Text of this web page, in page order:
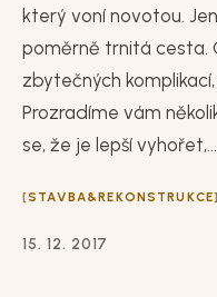
který voní novotou.
poměrně trnitá cesta.
zbytečných
Prozradíme vám
se, že je lepší vyhořet,...
STAVBA&REKONSTRUKCE
15. 12. 2017